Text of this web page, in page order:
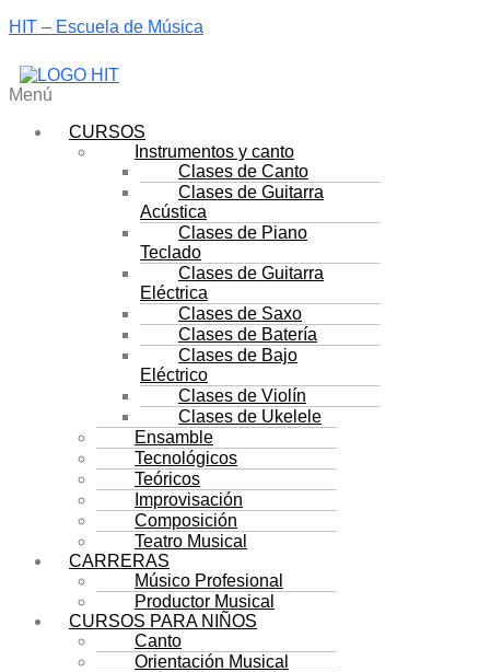
HIT – Escuela de Música
Menú
CURSOS
Instrumentos y canto
Clases de Canto
Clases de Guitarra
Acústica
Clases de Piano
Teclado
Clases de Guitarra
Eléctrica
Clases de Saxo
Clases de Batería
Clases de Bajo
Eléctrico
Clases de Violín
Clases de Ukelele
Ensamble
Tecnológicos
Teóricos
Improvisación
Composición
Teatro Musical
CARRERAS
Músico Profesional
Productor Musical
CURSOS PARA NIÑOS
Canto
Orientación Musical